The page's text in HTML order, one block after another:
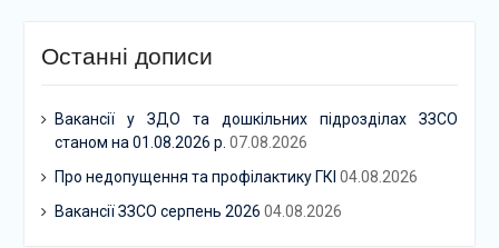
Останні дописи
Вакансії у ЗДО та дошкільних підрозділах ЗЗСО
станом на 01.08.2026 р. 07.08.2026
Про недопущення та профілактику ГКІ 04.08.2026
Вакансії ЗЗСО серпень 2026 04.08.2026